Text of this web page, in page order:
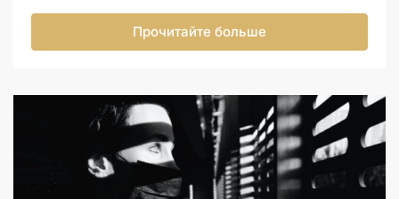
Прочитайте больше